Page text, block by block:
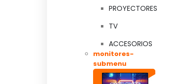
PROYECTORES
TV
ACCESORIOS
monitores-
submenu